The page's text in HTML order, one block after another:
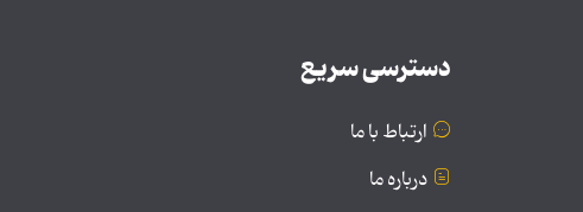
دسترسی سریع
ارتباط با ما
درباره ما